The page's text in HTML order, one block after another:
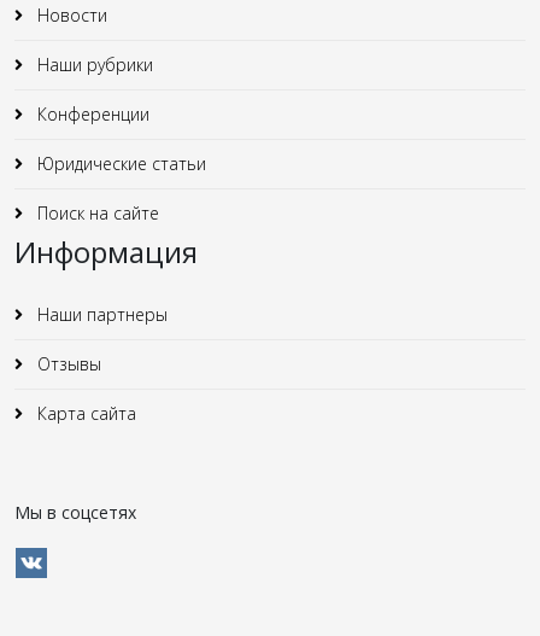
Новости
Наши рубрики
Конференции
Юридические статьи
Поиск на сайте
Информация
Наши партнеры
Отзывы
Карта сайта
Мы в соцсетях